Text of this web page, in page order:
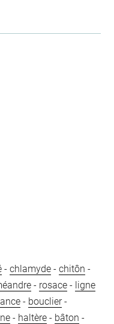
-chlamyde -chitôn -
- rosace - ligne
- bouclier-
- haltère - bâton -